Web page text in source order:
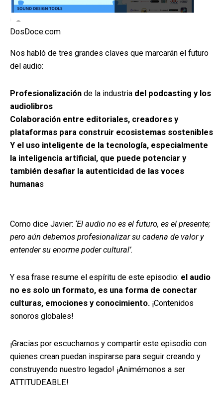
DosDoce.com
Nos habló de tres grandes claves que marcarán el futuro
del audio:
Profesionalización de la industria del podcasting y los
audiolibros
Colaboración entre editoriales, creadores y
plataformas para construir ecosistemas sostenibles
Y el uso inteligente de la tecnología, especialmente
la inteligencia artificial, que puede potenciar y
también desafiar la autenticidad de las voces
humanas
Como dice Javier: ‘El audio no es el futuro, es el presente;
pero aún debemos profesionalizar su cadena de valor y
entender su enorme poder cultural’.
Y esa frase resume el espíritu de este episodio: el audio
no es solo un formato, es una forma de conectar
culturas, emociones y conocimiento. ¡Contenidos
sonoros globales!
¡Gracias por escucharnos y compartir este episodio con
quienes crean puedan inspirarse para seguir creando y
construyendo nuestro legado! ¡Animémonos a ser
ATTITUDEABLE!